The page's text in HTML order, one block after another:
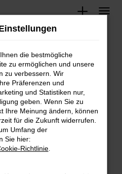
Fahrzeugbestand
Error
aufgetreten.
die dir helfen können:
und deine
zum Beispiel deine
die bestmögliche
zu ermöglichen und unsere
zu verbessern. Wir
Präferenzen und
und Statistiken nur,
geben. Wenn Sie zu
Ihre Meinung ändern, können
für die Zukunft widerrufen.
Umfang der
Sie hier:
Richtlinie